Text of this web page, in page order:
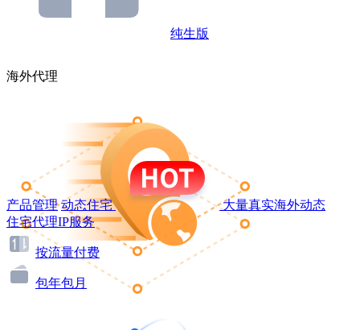
纯生版
海外代理
产品管理 动态住宅
大量真实海外动态
住宅代理IP服务
按流量付费
包年包月